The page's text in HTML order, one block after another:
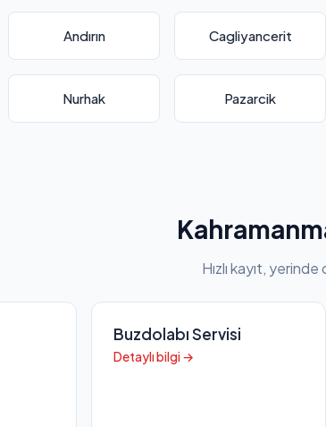
Andırın Cagliyancerit
Nurhak Pazarcik
Hızlı kayıt,
Buzdolabı Servisi
Detaylı bilgi →